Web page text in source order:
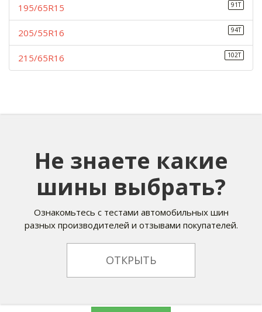
91T
195/65R15
94T
205/55R16
102T
215/65R16
Не знаете какие
шины выбрать?
Ознакомьтесь с тестами автомобильных шин
разных производителей и отзывами покупателей.
ОТКРЫТЬ